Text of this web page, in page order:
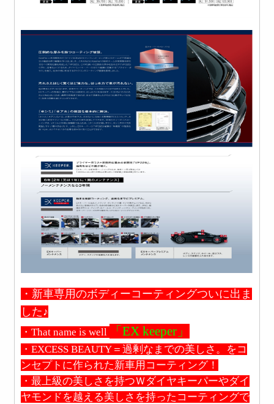
・新車専用のボディーコーティングついに出ま
した♪
・That name is well 「EX keeper」
・EXCESS BEAUTY＝過剰なまでの美しさ。をコ
ンセプトに作られた新車用コーティング！
・最上級の美しさを持つＷダイヤキーパーやダイ
ヤモンドを越える美しさを持ったコーティングで